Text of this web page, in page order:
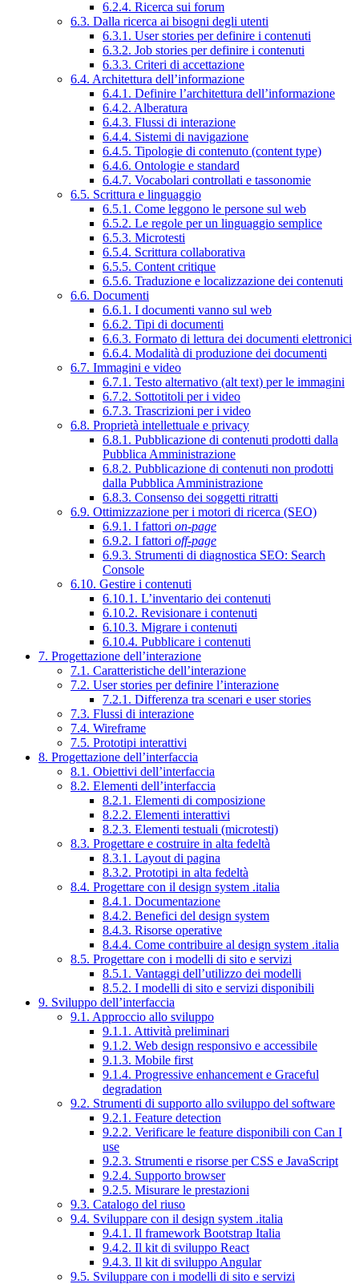
6.2.4. Ricerca sui forum
6.3. Dalla ricerca ai bisogni degli utenti
6.3.1. User stories per definire i contenuti
6.3.2. Job stories per definire i contenuti
6.3.3. Criteri di accettazione
6.4. Architettura dell’informazione
6.4.1. Definire l’architettura dell’informazione
6.4.2. Alberatura
6.4.3. Flussi di interazione
6.4.4. Sistemi di navigazione
6.4.5. Tipologie di contenuto (content type)
6.4.6. Ontologie e standard
6.4.7. Vocabolari controllati e tassonomie
6.5. Scrittura e linguaggio
6.5.1. Come leggono le persone sul web
6.5.2. Le regole per un linguaggio semplice
6.5.3. Microtesti
6.5.4. Scrittura collaborativa
6.5.5. Content critique
6.5.6. Traduzione e localizzazione dei contenuti
6.6. Documenti
6.6.1. I documenti vanno sul web
6.6.2. Tipi di documenti
6.6.3. Formato di lettura dei documenti elettronici
6.6.4. Modalità di produzione dei documenti
6.7. Immagini e video
6.7.1. Testo alternativo (alt text) per le immagini
6.7.2. Sottotitoli per i video
6.7.3. Trascrizioni per i video
6.8. Proprietà intellettuale e privacy
6.8.1. Pubblicazione di contenuti prodotti dalla
Pubblica Amministrazione
6.8.2. Pubblicazione di contenuti non prodotti
dalla Pubblica Amministrazione
6.8.3. Consenso dei soggetti ritratti
6.9. Ottimizzazione per i motori di ricerca (SEO)
6.9.1. I fattori on-page
6.9.2. I fattori off-page
6.9.3. Strumenti di diagnostica SEO: Search
Console
6.10. Gestire i contenuti
6.10.1. L’inventario dei contenuti
6.10.2. Revisionare i contenuti
6.10.3. Migrare i contenuti
6.10.4. Pubblicare i contenuti
7. Progettazione dell’interazione
7.1. Caratteristiche dell’interazione
7.2. User stories per definire l’interazione
7.2.1. Differenza tra scenari e user stories
7.3. Flussi di interazione
7.4. Wireframe
7.5. Prototipi interattivi
8. Progettazione dell’interfaccia
8.1. Obiettivi dell’interfaccia
8.2. Elementi dell’interfaccia
8.2.1. Elementi di composizione
8.2.2. Elementi interattivi
8.2.3. Elementi testuali (microtesti)
8.3. Progettare e costruire in alta fedeltà
8.3.1. Layout di pagina
8.3.2. Prototipi in alta fedeltà
8.4. Progettare con il design system .italia
8.4.1. Documentazione
8.4.2. Benefici del design system
8.4.3. Risorse operative
8.4.4. Come contribuire al design system .italia
8.5. Progettare con i modelli di sito e servizi
8.5.1. Vantaggi dell’utilizzo dei modelli
8.5.2. I modelli di sito e servizi disponibili
9. Sviluppo dell’interfaccia
9.1. Approccio allo sviluppo
9.1.1. Attività preliminari
9.1.2. Web design responsivo e accessibile
9.1.3. Mobile first
9.1.4. Progressive enhancement e Graceful
degradation
9.2. Strumenti di supporto allo sviluppo del software
9.2.1. Feature detection
9.2.2. Verificare le feature disponibili con Can I
use
9.2.3. Strumenti e risorse per CSS e JavaScript
9.2.4. Supporto browser
9.2.5. Misurare le prestazioni
9.3. Catalogo del riuso
9.4. Sviluppare con il design system .italia
9.4.1. Il framework Bootstrap Italia
9.4.2. Il kit di sviluppo React
9.4.3. Il kit di sviluppo Angular
9.5. Sviluppare con i modelli di sito e servizi